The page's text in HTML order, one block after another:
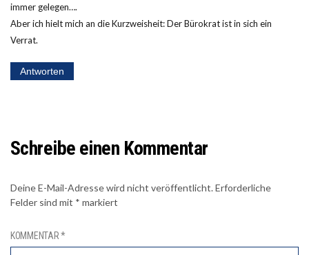
immer gelegen….
Aber ich hielt mich an die Kurzweisheit: Der Bürokrat ist in sich ein
Verrat.
Antworten
Schreibe einen Kommentar
Deine E-Mail-Adresse wird nicht veröffentlicht.Erforderliche
Felder sind mit * markiert
KOMMENTAR*